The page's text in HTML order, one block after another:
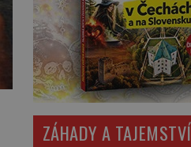
ZÁHADY A TAJEMSTVÍ